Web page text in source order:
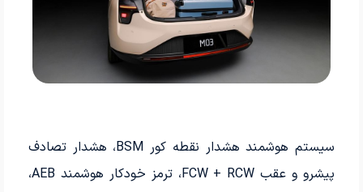
سیستم هوشمند هشدار نقطه کور BSM، هشدار تصادف
پیشرو و عقب FCW + RCW، ترمز خودکار هوشمند AEB،